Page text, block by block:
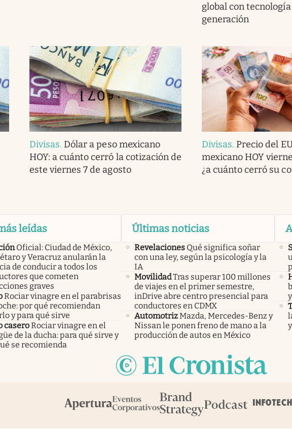
global con
generación
Divisas. Dólar a peso mexicano
HOY: a cuánto cerró la cotización de
este viernes 7 de agosto
Divisas. Precio del
mexicano HOY
¿a cuánto cerró su
leídas
Oficial: Ciudad de México,
y Veracruz anularán la
de conducir a todos los
que cometen
graves
Rociar vinagre en el parabrisas
por qué recomiendan
y para qué sirve
caseroRociar vinagre en el
de la ducha: para qué sirve y
se recomienda
Últimas noticias
Revelaciones Qué significa soñar
con una ley, según la psicología y la
IA
MovilidadTras superar 100 millones
de viajes en el primer semestre,
inDrive abre centro presencial para
conductores en CDMX
AutomotrizMazda, Mercedes-Benz y
Nissan le ponen freno de mano a la
producción de autos en México